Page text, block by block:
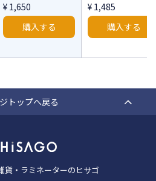
¥ 1,650
購入する
¥ 1,485
購入する
トップへ戻る
貨・ラミネーターのヒサゴ